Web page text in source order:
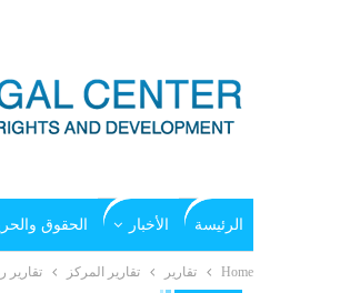
الرئيسة الأخبار الحقوق
Home تقارير تقارير المركز تقارير